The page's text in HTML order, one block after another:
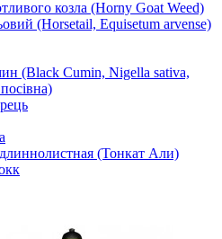
козла (Horny Goat Weed)
(Horsetail, Equisetum arvense)
(Black Cumin, Nigella sativa,
(Тонкат Али)